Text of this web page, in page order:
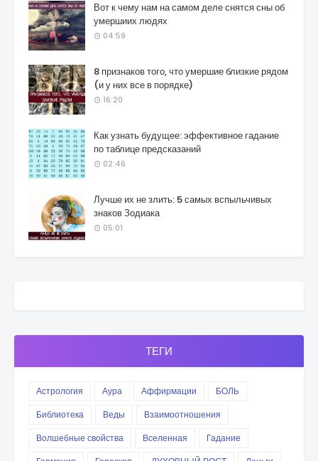
Вот к чему нам на самом деле снятся сны об
умершиих людях
04:59
8 признаков того, что умершие близкие рядом
(и у них все в порядке)
16:20
Как узнать будущее: эффективное гадание
по таблице предсказаний
02:46
Лучше их не злить: 5 самых вспыльчивых
знаков Зодиака
05:01
ТЕГИ
Астрология Аура Аффирмации
БОЛЬ
Библиотека
Веды
Взаимоотношения
Волшебные свойства
Вселенная
Гадание